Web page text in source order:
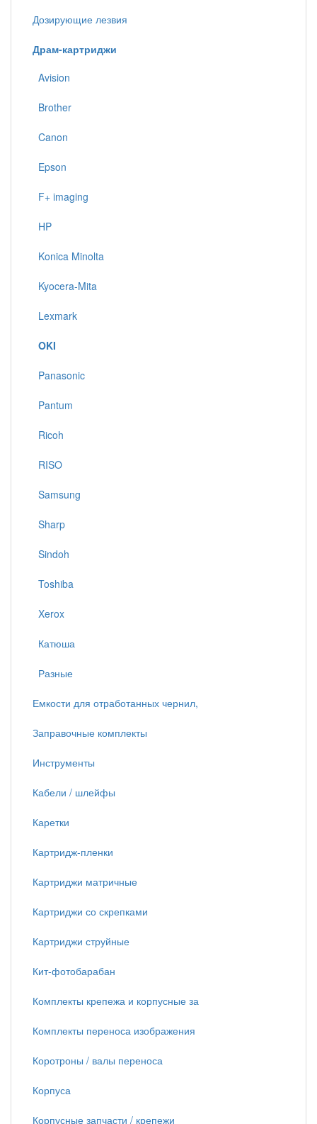
Дозирующие лезвия
Драм-картриджи
Avision
Brother
Canon
Epson
F+ imaging
HP
Konica Minolta
Kyocera-Mita
Lexmark
OKI
Panasonic
Pantum
Ricoh
RISO
Samsung
Sharp
Sindoh
Toshiba
Xerox
Катюша
Разные
Емкости для отработанных чернил,
Заправочные комплекты
Инструменты
Кабели / шлейфы
Каретки
Картридж-пленки
Картриджи матричные
Картриджи со скрепками
Картриджи струйные
Кит-фотобарабан
Комплекты крепежа и корпусные за
Комплекты переноса изображения
Коротроны / валы переноса
Корпуса
Корпусные запчасти / крепежи